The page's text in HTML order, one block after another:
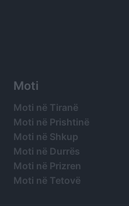
Moti
Moti në Tiranë
Moti në Prishtinë
Moti në Shkup
Moti në Durrës
Moti në Prizren
Moti në Tetovë